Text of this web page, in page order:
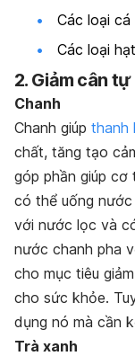
Các loại cá
Các loại
2. Giảm cân
Chanh
Chanh giúp thanh
chất, tăng tạo
góp phần giúp cơ
có thể uống nước
với nước lọc và
nước chanh pha
cho mục tiêu
cho sức khỏe.
dụng nó mà cần
Trà xanh